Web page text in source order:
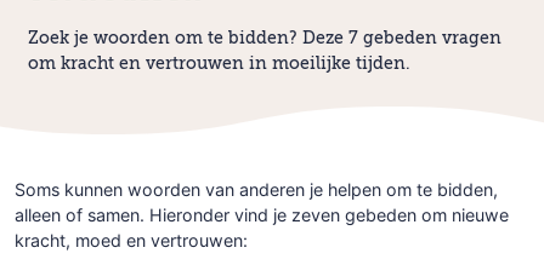
Zoek je woorden om te bidden? Deze 7 gebeden vragen
om kracht en vertrouwen in moeilijke tijden.
Soms kunnen woorden van anderen je helpen om te bidden,
alleen of samen. Hieronder vind je zeven gebeden om nieuwe
kracht, moed en vertrouwen: